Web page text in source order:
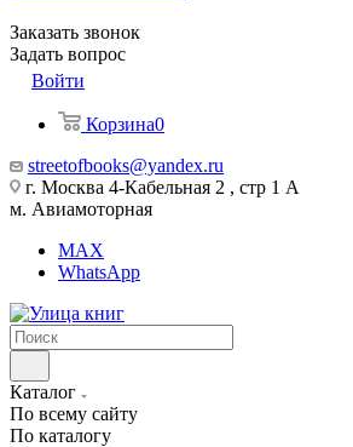
Заказать звонок
Задать вопрос
Войти
Корзина0
streetofbooks@yandex.ru
г. Москва 4-Кабельная 2 , стр 1 А
м. Авиамоторная
MAX
WhatsApp
Каталог
По всему сайту
По каталогу